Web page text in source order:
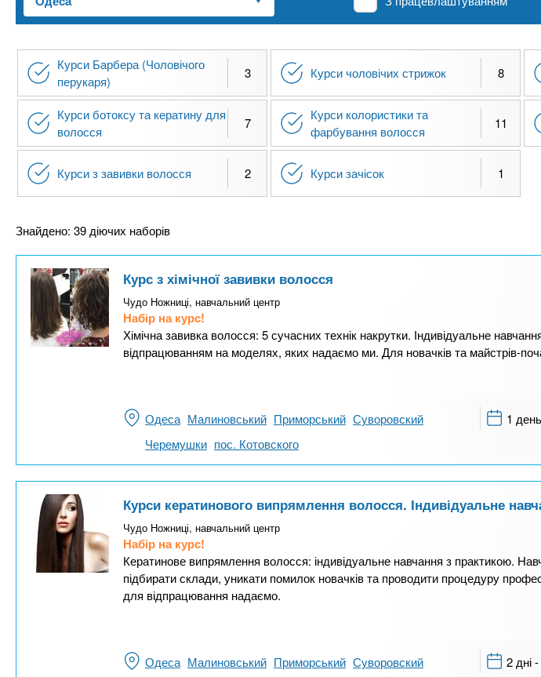
n
t
s
.
i
n
f
o
и
х
з
к
а
Курси Барбера (Чоловічого
перукаря)
3 Курси чоловічих стрижок 8
Курси ботоксу та кератину для
волосся
7
Курси колористики та
фарбування волосся
11
Курси з завивки волосся 2 Курси зачісок 1
Знайдено: 39 діючих наборів
Курс з хімічної завивки волосся
Чудо Ножниці, навчальний центр
Набір на курс!
Хімічна завивка волосся: 5 сучасних технік накрутки. Індивідуальне
відпрацюванням на моделях, яких надаємо ми. Для новачків та майстрів-
Одеса Малиновський Приморський Суворовский
Черемушки пос. Котовского
1 день
Курси кератинового випрямлення волосся. Індивідуальне
Чудо Ножниці, навчальний центр
Набір на курс!
Кератинове випрямлення волосся: індивідуальне навчання з практикою.
підбирати склади, уникати помилок новачків та проводити процедуру
для відпрацювання надаємо.
Одеса Малиновський Приморський Суворовский
2 дні